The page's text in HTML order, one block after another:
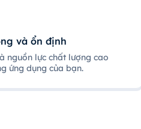
và ổn định
nguồn lực chất lượng cao
ứng dụng của bạn.